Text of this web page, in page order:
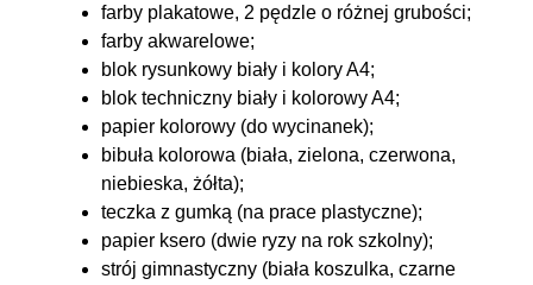
farby plakatowe, 2 pędzle o różnej grubości;
farby akwarelowe;
blok rysunkowy biały i kolory A4;
blok techniczny biały i kolorowy A4;
papier kolorowy (do wycinanek);
bibuła kolorowa (biała, zielona, czerwona,
niebieska, żółta);
teczka z gumką (na prace plastyczne);
papier ksero (dwie ryzy na rok szkolny);
strój gimnastyczny (biała koszulka, czarne